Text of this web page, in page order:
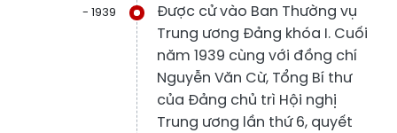
- 1939
Được cử vào Ban Thường vụ
Trung ương Đảng khóa I. Cuối
năm 1939 cùng với đồng chí
Nguyễn Văn Cừ, Tổng Bí thư
của Đảng chủ trì Hội nghị
Trung ương lần thứ 6, quyết